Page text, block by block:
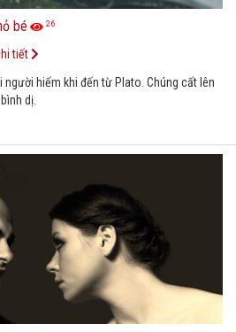
bé 26
người hiếm khi đến từ Plato. Chúng cất lên
dị.
tiết